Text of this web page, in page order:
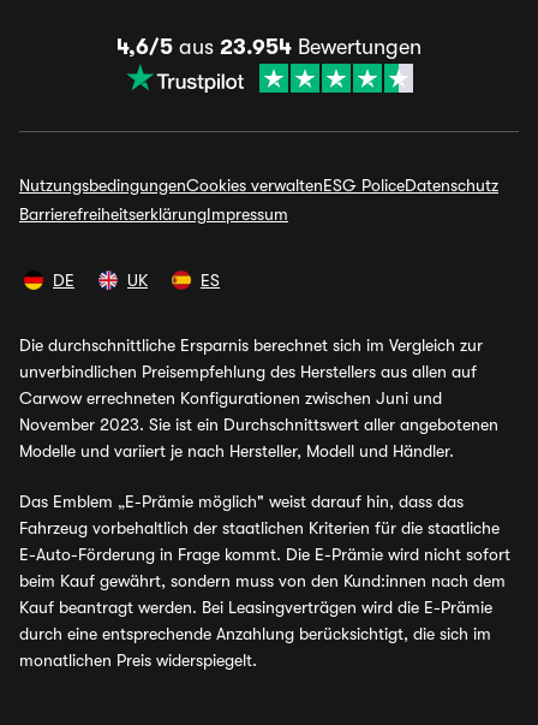
4,6/5 aus 23.954 Bewertungen
NutzungsbedingungenCookies verwaltenESG PoliceDatenschutz
BarrierefreiheitserklärungImpressum
DE UK ES
Die durchschnittliche Ersparnis berechnet sich im Vergleich zur
unverbindlichen Preisempfehlung des Herstellers aus allen auf
Carwow errechneten Konfigurationen zwischen Juni und
November 2023. Sie ist ein Durchschnittswert aller angebotenen
Modelle und variiert je nach Hersteller, Modell und Händler.
Das Emblem „E-Prämie möglich" weist darauf hin, dass das
Fahrzeug vorbehaltlich der staatlichen Kriterien für die staatliche
E-Auto-Förderung in Frage kommt. Die E-Prämie wird nicht sofort
beim Kauf gewährt, sondern muss von den Kund:innen nach dem
Kauf beantragt werden. Bei Leasingverträgen wird die E-Prämie
durch eine entsprechende Anzahlung berücksichtigt, die sich im
monatlichen Preis widerspiegelt.